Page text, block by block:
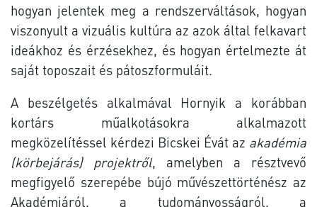
hogyan jelentek meg a rendszerváltások, hogyan
viszonyult a vizuális kultúra az azok által felkavart
ideákhoz és érzésekhez, és hogyan értelmezte át
saját toposzait és pátoszformuláit.
A beszélgetés alkalmával Hornyik a korábban
kortárs műalkotásokra alkalmazott
megközelítéssel kérdezi Bicskei Évát az akadémia
(körbejárás) projektről, amelyben a résztvevő
megfigyelő szerepébe bújó művészettörténész az
Akadémiáról, a tudományosságról, a